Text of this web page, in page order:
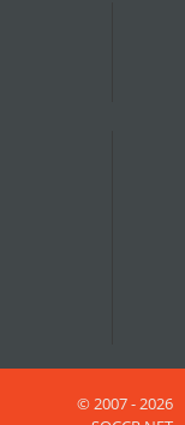
© 2007 - 2026